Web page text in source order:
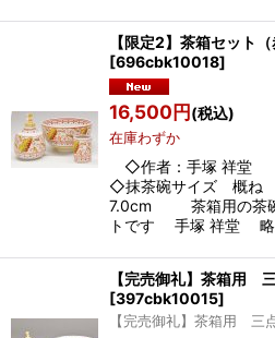
【限定2】茶箱セット
[696cbk10018]
16,500円(税込)
在庫わずか
◇作者：手塚
◇抹茶碗サイズ 概
7.0cm 茶箱用の茶碗
トです 手塚 祥堂
【完売御礼】茶箱用
[397cbk10015]
【完売御礼】茶箱用 三